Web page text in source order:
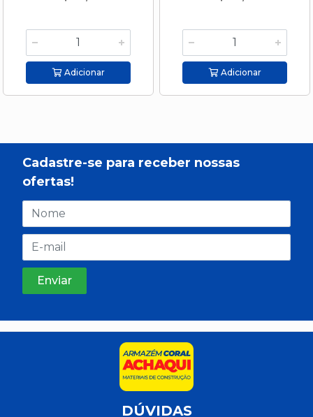
Adicionar Adicionar
Cadastre-se para receber nossas
ofertas!
DÚVIDAS